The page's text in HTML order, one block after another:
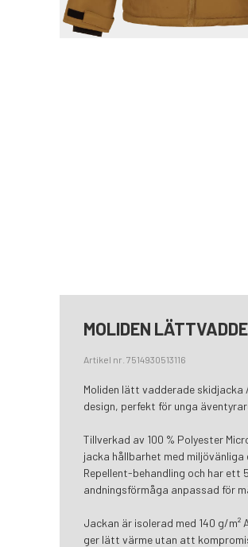
MOLIDEN
Artikel nr. 7514930513116
Moliden lätt vadderade skidjacka
design, perfekt för unga
Tillverkad av 100 % Polyester
jacka hållbarhet med miljövänliga
Repellent-behandling och har ett
andningsförmåga anpassad för
Jackan är isolerad med 140 g/m²
ger lätt värme utan att